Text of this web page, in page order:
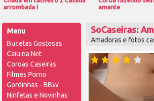
arrombada !
amante
Menu
Bucetas Gostosas
Caiu na Net
Coroas Caseiras
Filmes Porno
Gordinhas - BBW
Ninfetas e Novinhas
SoCaseiras:
Amadoras e fotos